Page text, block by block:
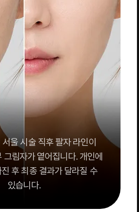
울 시술 직후 팔자 라인이
림자가 옅어집니다. 개인에
후 최종 결과가 달라질 수
있습니다.